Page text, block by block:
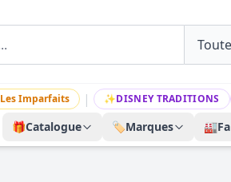
Les Imparfaits | ✨DISNEY TRADITIONS
🎁Catalogue 🏷️Marques 🏭